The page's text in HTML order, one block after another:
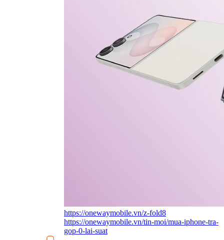
https://onewaymobile.vn/z-fold8
https://onewaymobile.vn/tin-moi/mua-iphone-tra-
gop-0-lai-suat